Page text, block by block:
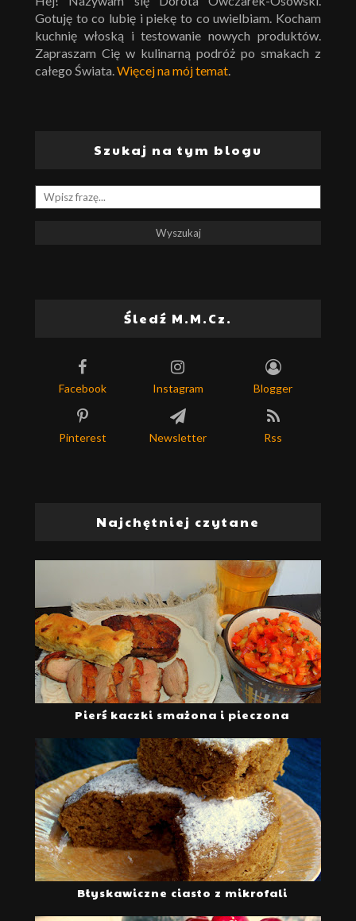
Gotuję to co lubię i piekę to co uwielbiam. Kocham
kuchnię włoską i testowanie nowych produktów.
Zapraszam Cię w kulinarną podróż po smakach z
całego Świata. Więcej na mój temat
Szukaj na tym blogu
Śledź M.M.Cz.
Facebook Instagram Blogger
Pinterest Newsletter Rss
Najchętniej czytane
Pierś kaczki smażona i pieczona
Błyskawiczne ciasto z mikrofali